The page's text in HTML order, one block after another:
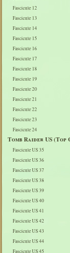
Fascicule 12
Fascicule 13
Fascicule 14
Fascicule 15
Fascicule 16
Fascicule 17
Fascicule 18
Fascicule 19
Fascicule 20
Fascicule 21
Fascicule 22
Fascicule 23
Fascicule 24
Tomb Raider US (Top
Fascicule US 35
Fascicule US 36
Fascicule US 37
Fascicule US 38
Fascicule US 39
Fascicule US 40
Fascicule US 41
Fascicule US 42
Fascicule US 43
Fascicule US 44
Fascicule US 45